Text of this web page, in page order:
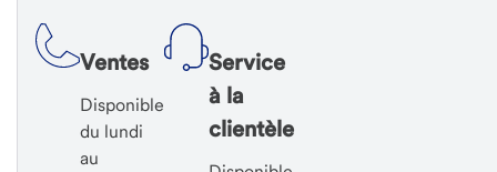
Ventes
Disponible
du lundi
au
Service
à la
clientèle